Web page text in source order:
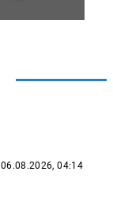
06.08.2026, 04:14